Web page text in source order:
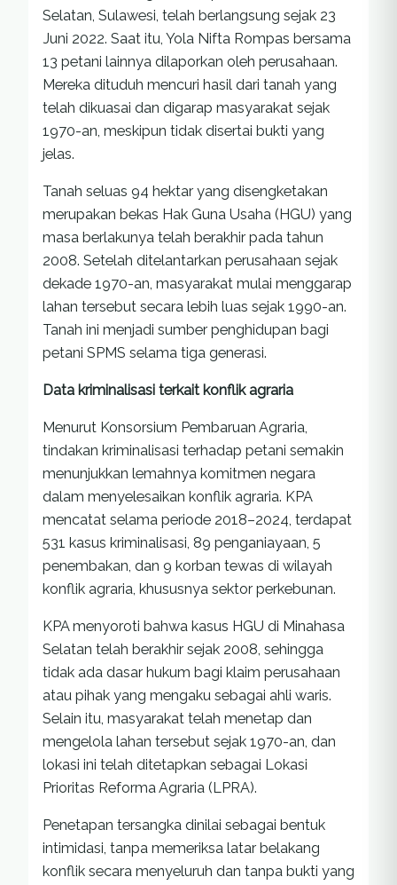
Selatan, Sulawesi, telah berlangsung sejak 23
Juni 2022. Saat itu, Yola Nifta Rompas bersama
13 petani lainnya dilaporkan oleh perusahaan.
Mereka dituduh mencuri hasil dari tanah yang
telah dikuasai dan digarap masyarakat sejak
1970-an, meskipun tidak disertai bukti yang
jelas.
Tanah seluas 94 hektar yang disengketakan
merupakan bekas Hak Guna Usaha (HGU) yang
masa berlakunya telah berakhir pada tahun
2008. Setelah ditelantarkan perusahaan sejak
dekade 1970-an, masyarakat mulai menggarap
lahan tersebut secara lebih luas sejak 1990-an.
Tanah ini menjadi sumber penghidupan bagi
petani SPMS selama tiga generasi.
Data kriminalisasi terkait konflik agraria
Menurut Konsorsium Pembaruan Agraria,
tindakan kriminalisasi terhadap petani semakin
menunjukkan lemahnya komitmen negara
dalam menyelesaikan konflik agraria. KPA
mencatat selama periode 2018–2024, terdapat
531 kasus kriminalisasi, 89 penganiayaan, 5
penembakan, dan 9 korban tewas di wilayah
konflik agraria, khususnya sektor perkebunan.
KPA menyoroti bahwa kasus HGU di Minahasa
Selatan telah berakhir sejak 2008, sehingga
tidak ada dasar hukum bagi klaim perusahaan
atau pihak yang mengaku sebagai ahli waris.
Selain itu, masyarakat telah menetap dan
mengelola lahan tersebut sejak 1970-an, dan
lokasi ini telah ditetapkan sebagai Lokasi
Prioritas Reforma Agraria (LPRA).
Penetapan tersangka dinilai sebagai bentuk
intimidasi, tanpa memeriksa latar belakang
konflik secara menyeluruh dan tanpa bukti yang